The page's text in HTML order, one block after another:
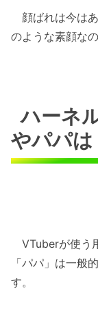
顔ばれは今は
のような素顔な
ハーネ
やパパは
VTuberが使う
「パパ」は一般
す。